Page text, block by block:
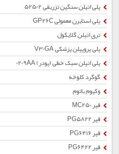
پلی اتیلن سنگین تزریقی 52502
پلی استایرن معمولی GP26C
تری اتیلن گلایکول
پلی پروپیلن پزشکی V30GA
پلی اتیلن سبک خطی (پودر) 0209AA
گوگرد کلوخه
وکیوم باتوم
قیر MC250
قیر PG5822
قیر PG6416
قیر PG6422